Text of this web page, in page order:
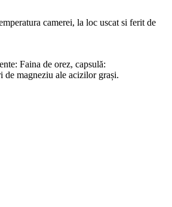
camerei, la loc uscat si ferit de
Faina de orez, capsulă:
magneziu ale acizilor grași.